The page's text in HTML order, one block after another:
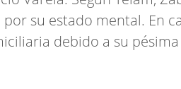
su estado mental. En
debido a su